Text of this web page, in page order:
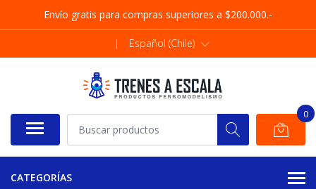
Envío gratis para compras superiores a $200.000.-
| Español (Chile)
0
CATEGORÍAS